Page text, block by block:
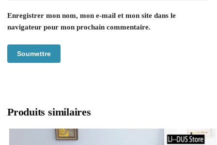
Enregistrer mon nom, mon e-mail et mon site dans le
navigateur pour mon prochain commentaire.
Produits similaires